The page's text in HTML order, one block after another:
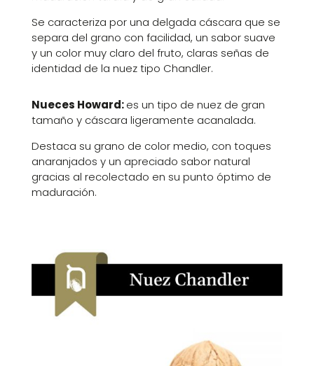
Se caracteriza por una delgada cáscara que se
separa del grano con facilidad, un sabor suave
y un color muy claro del fruto, claras señas de
identidad de la nuez tipo Chandler.
Nueces Howard:es un tipo de nuez de gran
tamaño y cáscara ligeramente acanalada.
Destaca su grano de color medio, con toques
anaranjados y un apreciado sabor natural
gracias al recolectado en su punto óptimo de
maduración.